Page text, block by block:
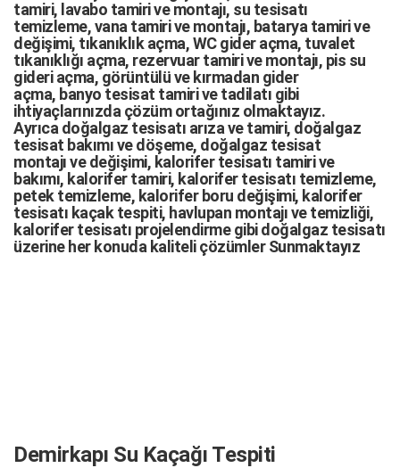
tamiri, lavabo tamirivemontajı, su tesisatı
temizleme,vana tamirivemontajı, batarya tamirive
değişimi, tıkanıklık açma,WC gider açma, tuvalet
tıkanıklığı açma, rezervuar tamirive montajı, pis su
gideri açma, görüntülü ve kırmadan gider
açma, banyo tesisat tamirivetadilatı gibi
ihtiyaçlarınızda çözüm ortağınız olmaktayız.
Ayrıca doğalgaz tesisatı arızave tamiri, doğalgaz
tesisat bakımıve döşeme, doğalgaz tesisat
montajıve değişimi, kalorifer tesisatı tamiri ve
bakımı, kalorifer tamiri, kalorifer tesisatı temizleme,
petek temizleme, kalorifer boru değişimi, kalorifer
tesisatı kaçak tespiti, havlupan montajı ve temizliği,
kalorifer tesisatı projelendirme gibi d oğalgaz tesisatı
üzerine her konuda kaliteli çözümler Sunmaktayız
Demirkapı Su Kaçağı Tespiti